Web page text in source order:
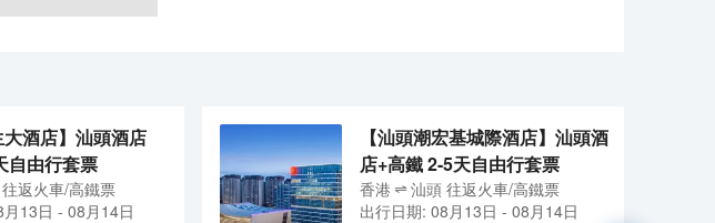
大酒店】汕頭酒店
自由行套票
往返火車/高鐵票
13日 - 08月14日
【汕頭潮宏基城際酒店】汕頭酒
店+高鐵 2-5天自由行套票
香港 汕頭 往返火車/高鐵票
出行日期: 08月13日 - 08月14日